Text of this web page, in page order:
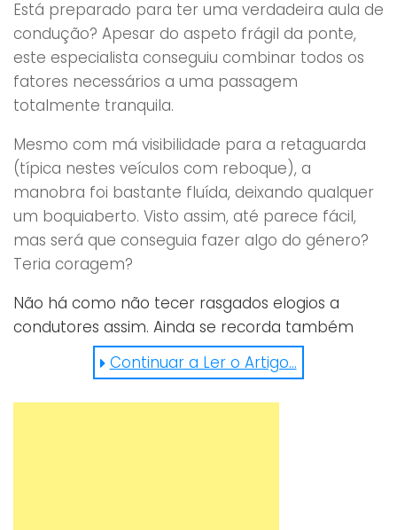
Está preparado para ter uma verdadeira aula de
condução? Apesar do aspeto frágil da ponte,
este especialista conseguiu combinar todos os
fatores necessários a uma passagem
totalmente tranquila.
Mesmo com má visibilidade para a retaguarda
(típica nestes veículos com reboque), a
manobra foi bastante fluída, deixando qualquer
um boquiaberto. Visto assim, até parece fácil,
mas será que conseguia fazer algo do género?
Teria coragem?
Não há como não tecer rasgados elogios a
condutores assim. Ainda se recorda também
destes habilidosos? Vale a pena rever!
Continuar a Ler o Artigo...